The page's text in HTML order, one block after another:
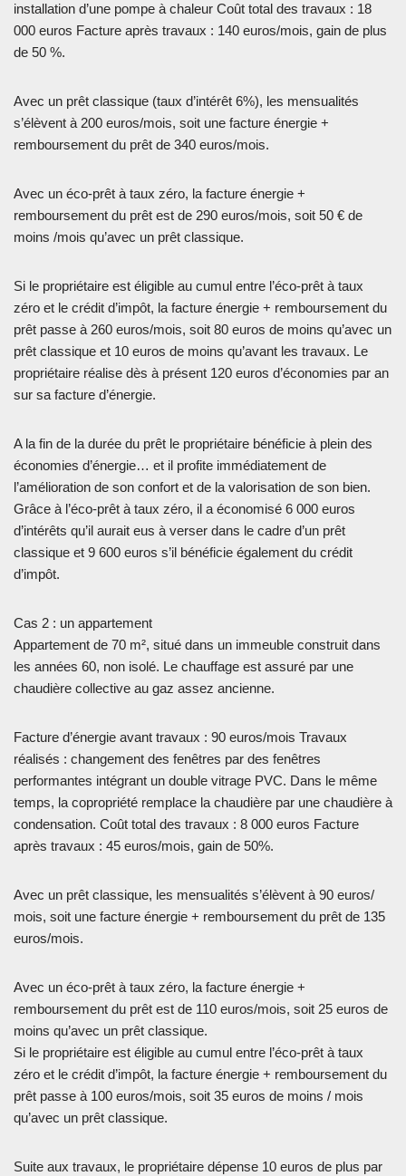
installation d’une pompe à chaleur Coût total des travaux : 18
000 euros Facture après travaux : 140 euros/mois, gain de plus
de 50 %.
Avec un prêt classique (taux d’intérêt 6%), les mensualités
s’élèvent à 200 euros/mois, soit une facture énergie +
remboursement du prêt de 340 euros/mois.
Avec un éco-prêt à taux zéro, la facture énergie +
remboursement du prêt est de 290 euros/mois, soit 50 € de
moins /mois qu’avec un prêt classique.
Si le propriétaire est éligible au cumul entre l’éco-prêt à taux
zéro et le crédit d’impôt, la facture énergie + remboursement du
prêt passe à 260 euros/mois, soit 80 euros de moins qu’avec un
prêt classique et 10 euros de moins qu’avant les travaux. Le
propriétaire réalise dès à présent 120 euros d’économies par an
sur sa facture d’énergie.
A la fin de la durée du prêt le propriétaire bénéficie à plein des
économies d’énergie… et il profite immédiatement de
l’amélioration de son confort et de la valorisation de son bien.
Grâce à l’éco-prêt à taux zéro, il a économisé 6 000 euros
d’intérêts qu’il aurait eus à verser dans le cadre d’un prêt
classique et 9 600 euros s’il bénéficie également du crédit
d’impôt.
Cas 2 : un appartement
Appartement de 70 m², situé dans un immeuble construit dans
les années 60, non isolé. Le chauffage est assuré par une
chaudière collective au gaz assez ancienne.
Facture d’énergie avant travaux : 90 euros/mois Travaux
réalisés : changement des fenêtres par des fenêtres
performantes intégrant un double vitrage PVC. Dans le même
temps, la copropriété remplace la chaudière par une chaudière à
condensation. Coût total des travaux : 8 000 euros Facture
après travaux : 45 euros/mois, gain de 50%.
Avec un prêt classique, les mensualités s’élèvent à 90 euros/
mois, soit une facture énergie + remboursement du prêt de 135
euros/mois.
Avec un éco-prêt à taux zéro, la facture énergie +
remboursement du prêt est de 110 euros/mois, soit 25 euros de
moins qu’avec un prêt classique.
Si le propriétaire est éligible au cumul entre l’éco-prêt à taux
zéro et le crédit d’impôt, la facture énergie + remboursement du
prêt passe à 100 euros/mois, soit 35 euros de moins / mois
qu’avec un prêt classique.
Suite aux travaux, le propriétaire dépense 10 euros de plus par